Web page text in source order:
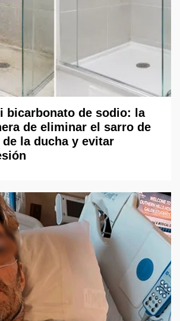
bicarbonato de sodio: la
de eliminar el sarro de
la ducha y evitar